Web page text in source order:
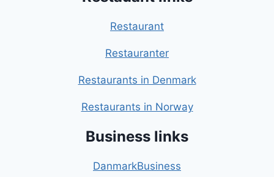
Restaurant
Restauranter
Restaurants in Denmark
Restaurants in Norway
Business links
DanmarkBusiness